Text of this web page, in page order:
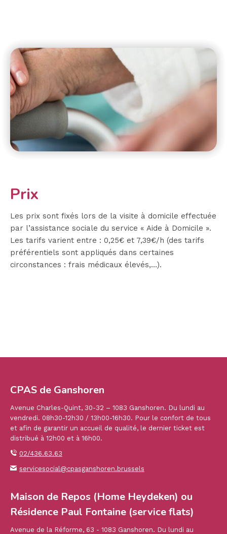
Prix
Les prix sont fixés lors de la visite à domicile effectuée
par l’assistance sociale du service « Aide à Domicile ».
Les tarifs varient entre : 0,25€ et 7,39€/h (des tarifs
préférentiels sont appliqués dans certaines
circonstances : frais médicaux élevés,…).
CPAS de Ganshoren
Avenue Charles-Quint, 30-32 – 1083 Ganshoren. Du lundi au
vendredi. 08h30-12h30 / 13h00-16h30. Pour le confort de tous
et afin de garantir un accueil de qualité, le dernier ticket est
distribué à 12h00 et à 16h00.
02/436.63.63
servicesocial@cpasganshoren.brussels
Maison de Repos (Home Heydeken) ou
Résidence Paul Fontaine (service flats)
Avenue de la Réforme, 63 - 1083 Ganshoren. Du lundi au